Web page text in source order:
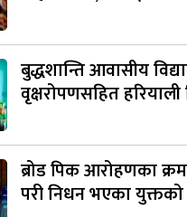
बुद्धशान्ति आवासीय
वृक्षरोपणसहित
ब्रोड पिक आरोहणका
परी निधन भएका